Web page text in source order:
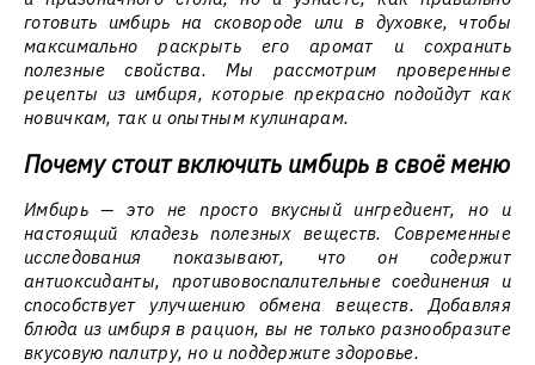
готовить имбирь на сковороде или в духовке, чтобы
максимально раскрыть его аромат и сохранить
полезные свойства. Мы рассмотрим проверенные
рецепты из имбиря, которые прекрасно подойдут как
новичкам, так и опытным кулинарам.
Почему стоит включить имбирь в своё меню
Имбирь — это не просто вкусный ингредиент, но и
настоящий кладезь полезных веществ. Современные
исследования показывают, что он содержит
антиоксиданты, противовоспалительные соединения и
способствует улучшению обмена веществ. Добавляя
блюда из имбиря в рацион, вы не только разнообразите
вкусовую палитру, но и поддержите здоровье.